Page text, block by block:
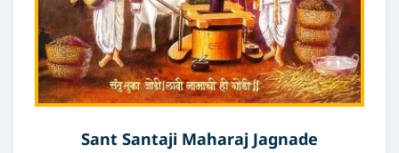
Sant Santaji Maharaj Jagnade